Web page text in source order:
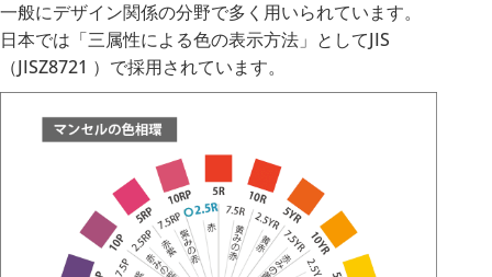
一般にデザイン関係の分野で多く用いられています。
日本では「三属性による色の表示方法」としてJIS
（JISZ8721 ）で採用されています。